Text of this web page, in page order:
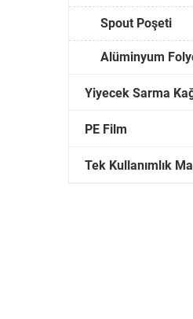
Spout Poşeti
Alüminyum
Yiyecek Sarma
PE Film
Tek Kullanımlık